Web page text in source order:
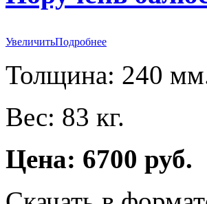
УвеличитьПодробнее
Толщина: 240
Вес: 83 кг.
Цена: 6700 руб.